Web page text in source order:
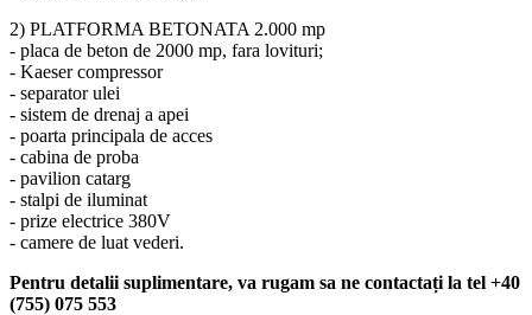
2) PLATFORMA BETONATA 2.000 mp
- placa de beton de 2000 mp, fara lovituri;
- Kaeser compressor
- separator ulei
- sistem de drenaj a apei
- poarta principala de acces
- cabina de proba
- pavilion catarg
- stalpi de iluminat
- prize electrice 380V
- camere de luat vederi.
Pentru detalii suplimentare, va rugam sa ne contactați la tel +40
(755) 075 553